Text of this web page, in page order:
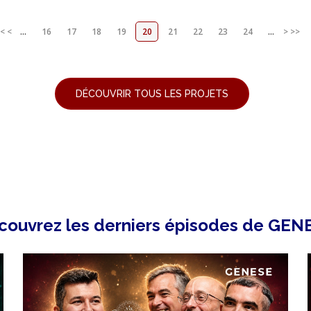
< ... 16 17 18 19 20 21 22 23 24 ... > >>
DÉCOUVRIR TOUS LES PROJETS
les derniers épisodes de